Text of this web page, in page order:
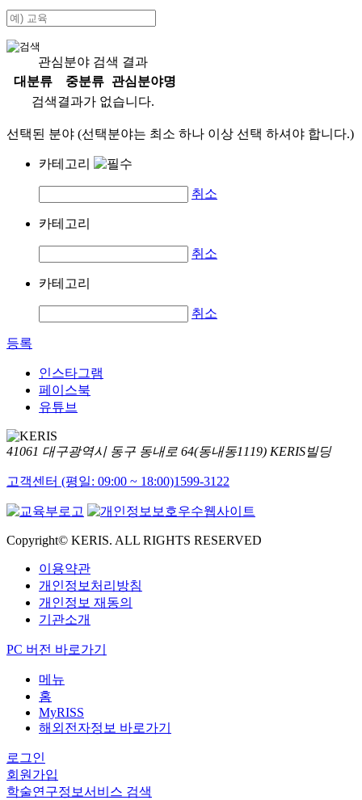
관심분야 검색 결과
대분류
중분류
관심분야명
검색결과가 없습니다.
선택된 분야 (선택분야는 최소 하나 이상 선택 하셔야 합니다.)
카테고리
취소
카테고리
취소
카테고리
취소
등록
인스타그램
페이스북
유튜브
41061 대구광역시 동구 동내로 64(동내동1119) KERIS빌딩
고객센터 (평일: 09:00 ~ 18:00)1599-3122
Copyright© KERIS. ALL RIGHTS RESERVED
이용약관
개인정보처리방침
개인정보 재동의
기관소개
PC 버전 바로가기
메뉴
홈
MyRISS
해외전자정보 바로가기
로그인
회원가입
학술연구정보서비스 검색